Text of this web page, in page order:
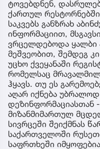
ტოვებდნენ,
ქართულ
საკვებს განზრახ
ინფორმაციით,
ვრცელდებოდა ყალბი
მეშვეობით, შემდეგ
უცხო ქვეყანაში
რომელსაც
ჰყავს. თუ ეს
აღარ იქნება
დეზინფორმაციასთან -
მიზანმიმართულ
სივრცეში შეიქმნას
საქართველოში
საფრთხეში